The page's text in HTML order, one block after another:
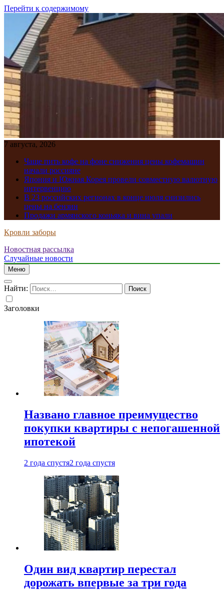
Перейти к содержимому
7 августа, 2026
Чаще пить кофе на фоне снижения цены кофемашин
начали россияне
Япония и Южная Корея провели совместную валютную
интервенцию
В 23 российских регионах в конце июля снизились
цены на бензин
Продажи армянского коньяка и вина упали
Кровли заборы
Новостная рассылка
Случайные новости
Меню
Найти:
Заголовки
Названо главное преимущество
покупки квартиры с непогашенной
ипотекой
2 года спустя2 года спустя
Один вид квартир перестал
дорожать впервые за три года